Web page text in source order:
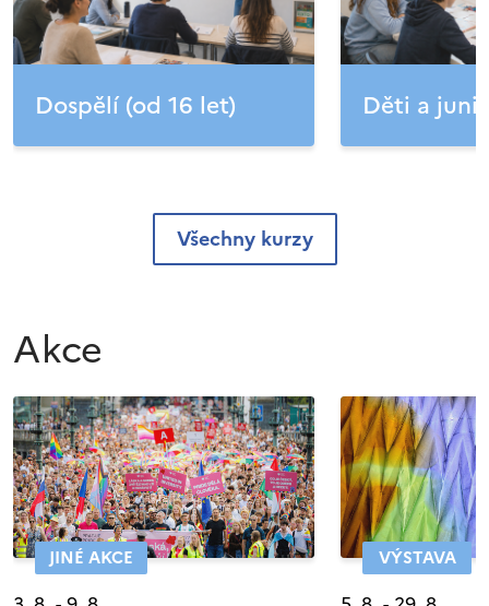
Dospělí (od 16 let) Děti a
Všechny kurzy
Akce
JINÉ AKCE VÝSTAVA